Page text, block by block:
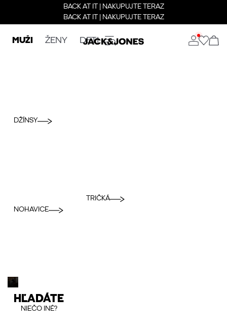
BACK AT IT | NAKUPUJTE TERAZ
BACK AT IT | NAKUPUJTE TERAZ
MUŽI ŽENY DETI
DŽÍNSY
NOHAVICE
TRIČKÁ
HĽADÁTE
NIEČO INÉ?